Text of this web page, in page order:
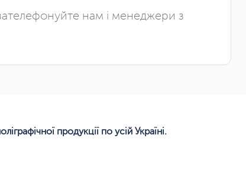
нам і менеджери з
продукції по усій Україні.